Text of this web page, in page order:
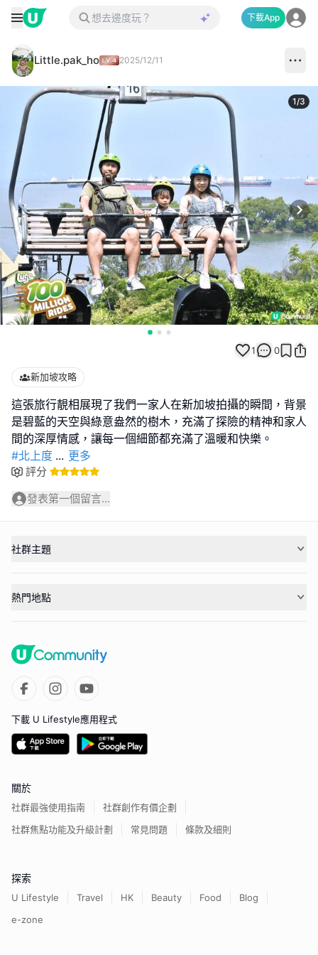
下載App
Little.pak_ho 2025/12/11
1/3
1 0
新加坡攻略
這張旅行靚相展現了我們一家人在新加坡拍攝的瞬間，背景
是碧藍的天空與綠意盎然的樹木，充滿了探險的精神和家人
#北上度 ... 更多
評分
發表第一個留言...
社群主題
熱門地點
下載 U Lifestyle應用程式
關於
社群最強使用指南
社群創作有價企劃
社群焦點功能及升級計劃
常見問題 條款及細則
探索
U Lifestyle Travel HK Beauty Food
Blog
e-zone